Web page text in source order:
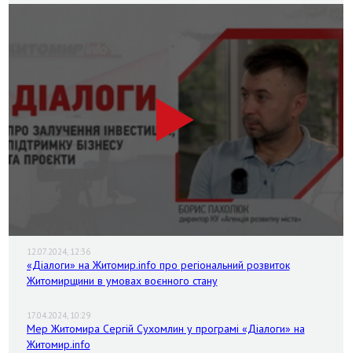
12.07.2024, 12:36
«Діалоги» на Житомир.info про регіональний розвиток
Житомирщини в умовах воєнного стану
17.04.2024, 10:29
Мер Житомира Сергій Сухомлин у програмі «Діалоги» на
Житомир.info